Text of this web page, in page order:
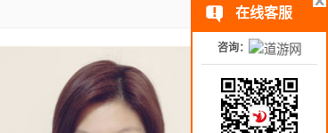
在线客服
咨询：